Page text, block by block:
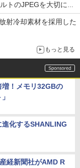
のJPEGを大切にす
射冷却素材を採用した
もっと見る
！メモリ32GBの
化するSHANLING
経新聞社がAMD R